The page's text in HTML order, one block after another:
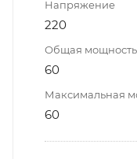
Напряжение
220
Общая мощность
60
Максимальная
60